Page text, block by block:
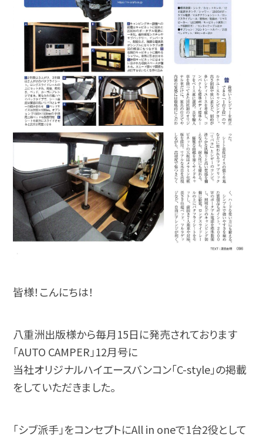
皆様！こんにちは！
八重洲出版様から毎月15日に発売されております
「AUTO CAMPER」12月号に
当社オリジナルハイエースバンコン「C-style」の掲載
をしていただきました。
「シブ派手」をコンセプトにAll in oneで1台2役として